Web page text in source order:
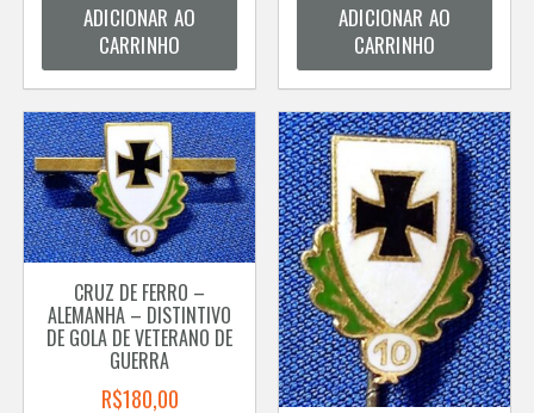
ADICIONAR AO
CARRINHO
ADICIONAR AO
CARRINHO
CRUZ DE FERRO –
ALEMANHA – DISTINTIVO
DE GOLA DE VETERANO DE
GUERRA
R$180,00